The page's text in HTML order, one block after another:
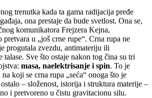
trenutka kada ta gama radijacija pređe
ona prestaje da bude svetlost. Ona se,
komunikatora Frejzera Kejna,
pretvara u „još crne rupe“. Crna rupa ne
progutala zvezdu, antimateriju ili
talase. Sve što ostaje nakon tog čina su tri
masa, naelektrisanje i spin. To je
koji se crna rupa „seća“ onoga što je
– složenost, istorija i struktura materije –
i pretvoreno u čistu gravitacionu silu.